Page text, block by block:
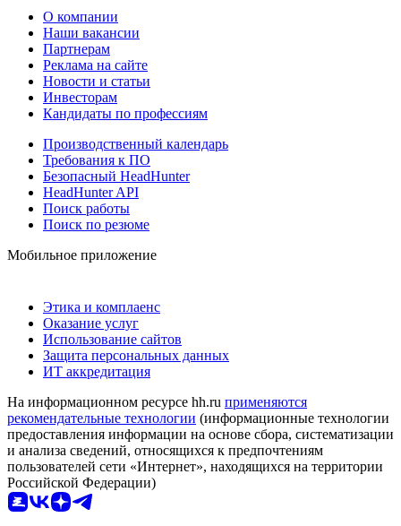
О компании
Наши вакансии
Партнерам
Реклама на сайте
Новости и статьи
Инвесторам
Кандидаты по профессиям
Производственный календарь
Требования к ПО
Безопасный HeadHunter
HeadHunter API
Поиск работы
Поиск по резюме
Мобильное приложение
Этика и комплаенс
Оказание услуг
Использование сайтов
Защита персональных данных
ИТ аккредитация
На информационном ресурсе hh.ru применяются
рекомендательные технологии (информационные технологии
предоставления информации на основе сбора, систематизации
и анализа сведений, относящихся к предпочтениям
пользователей сети «Интернет», находящихся на территории
Российской Федерации)